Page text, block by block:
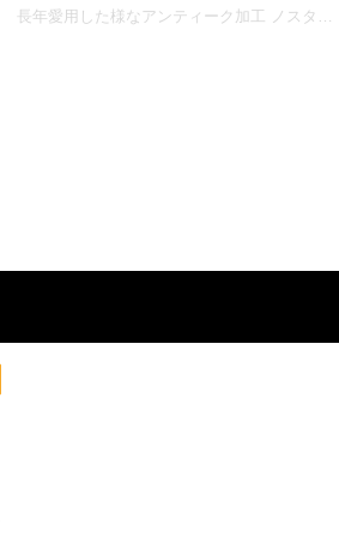
長年愛用した様なアンティーク加工 ノスタルジックなシャビー感で空間を可愛らしく チェストMCH-5672 - インテリアカタオカ